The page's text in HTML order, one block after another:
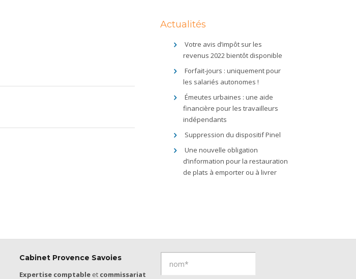
Actualités
Votre avis d’impôt sur les
revenus 2022 bientôt disponible
Forfait-jours : uniquement pour
les salariés autonomes !
Émeutes urbaines : une aide
financière pour les travailleurs
indépendants
Suppression du dispositif Pinel
Une nouvelle obligation
d’information pour la restauration
de plats à emporter ou à livrer
Cabinet Provence Savoies
Expertise comptable et commissariat